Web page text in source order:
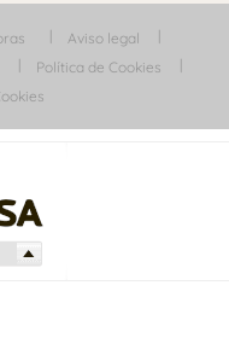
Aviso legal
Política de Cookies